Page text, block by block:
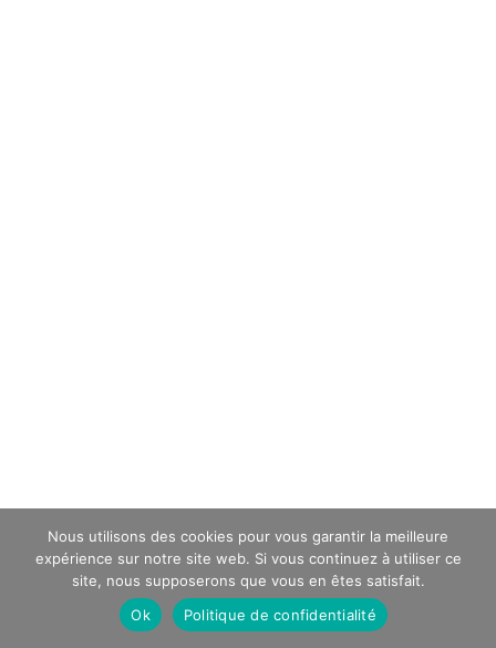
Nous utilisons des cookies pour vous garantir la meilleure
expérience sur notre site web. Si vous continuez à utiliser ce
site, nous supposerons que vous en êtes satisfait.
Ok
Politique de confidentialité